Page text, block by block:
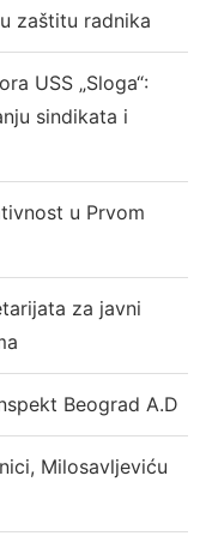
zaštitu radnika
USS „Sloga“:
sindikata i
u Prvom
za javni
Beograd A.D
Milosavljeviću